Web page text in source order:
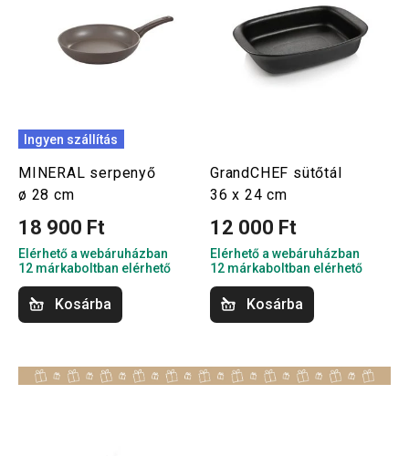
Ingyen szállítás
MINERAL serpenyő
ø 28 cm
18 900 Ft
Elérhető a webáruházban
12 márkaboltban elérhető
Kosárba
GrandCHEF sütőtál
36 x 24 cm
12 000 Ft
Elérhető a webáruházban
12 márkaboltban elérhető
Kosárba